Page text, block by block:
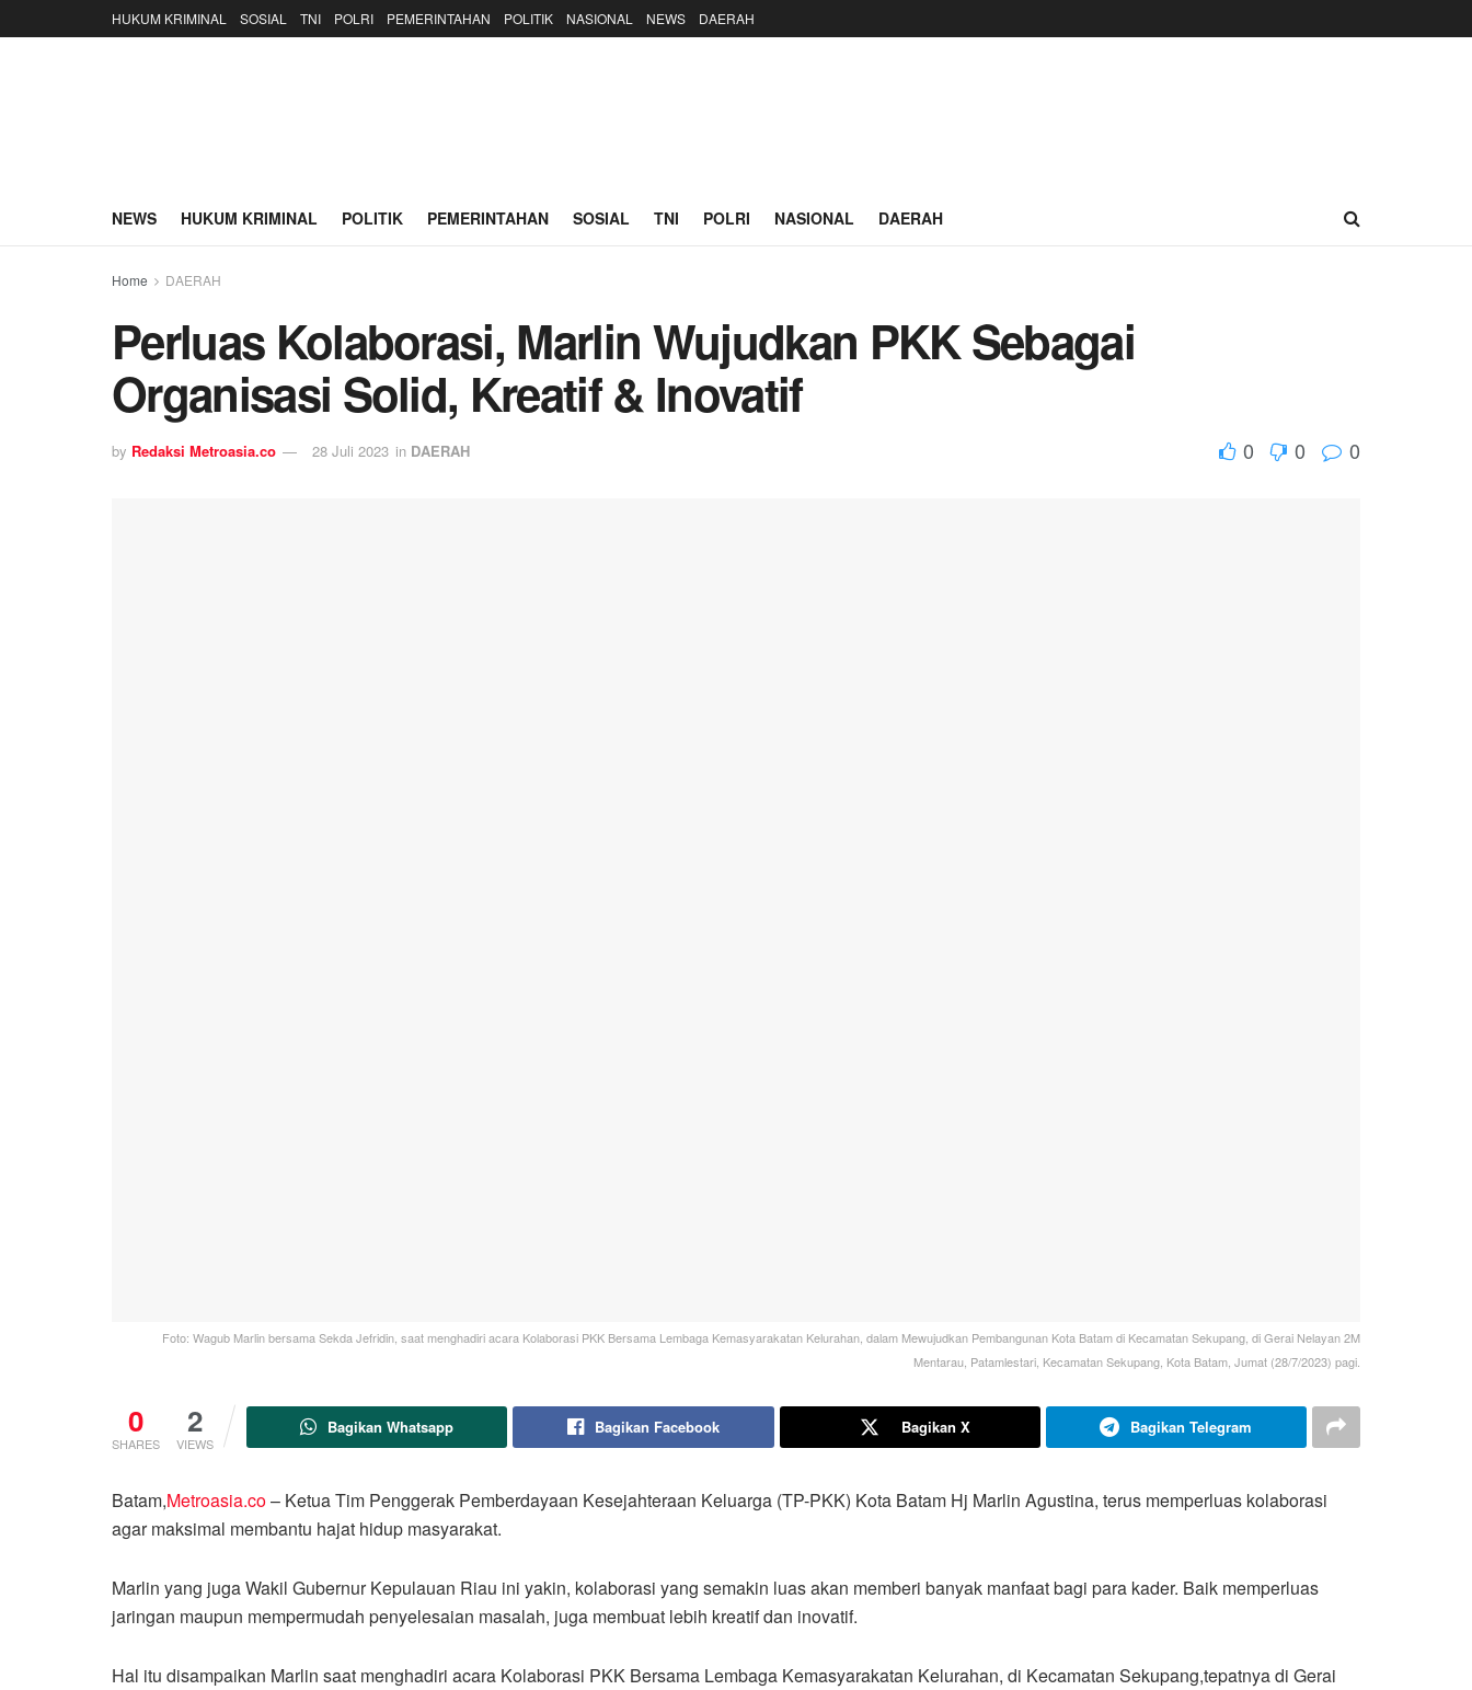
HUKUM KRIMINAL SOSIAL TNI POLRI PEMERINTAHAN POLITIK NASIONAL NEWS DAERAH
NEWS HUKUM KRIMINAL POLITIK PEMERINTAHAN SOSIAL TNI POLRI NASIONAL DAERAH
Home DAERAH
Perluas Kolaborasi, Marlin Wujudkan PKK Sebagai
Organisasi Solid, Kreatif & Inovatif
by Redaksi Metroasia.co 28 Juli 2023 in DAERAH 0 0 0
Foto: Wagub Marlin bersama Sekda Jefridin, saat menghadiri acara Kolaborasi PKK Bersama Lembaga Kemasyarakatan Kelurahan, dalam Mewujudkan Pembangunan Kota Batam di Kecamatan Sekupang, di Gerai Nelayan 2M
Mentarau, Patamlestari, Kecamatan Sekupang, Kota Batam, Jumat (28/7/2023) pagi.
0
SHARES
2
VIEWS
Bagikan Whatsapp Bagikan Facebook Bagikan X Bagikan Telegram
Batam,Metroasia.co– Ketua Tim Penggerak Pemberdayaan Kesejahteraan Keluarga (TP-PKK) Kota Batam Hj Marlin Agustina, terus memperluas kolaborasi
agar maksimal membantu hajat hidup masyarakat.
Marlin yang juga Wakil Gubernur Kepulauan Riau ini yakin, kolaborasi yang semakin luas akan memberi banyak manfaat bagi para kader. Baik memperluas
jaringan maupun mempermudah penyelesaian masalah, juga membuat lebih kreatif dan inovatif.
Hal itu disampaikan Marlin saat menghadiri acara Kolaborasi PKK Bersama Lembaga Kemasyarakatan Kelurahan, di Kecamatan Sekupang,tepatnya di Gerai